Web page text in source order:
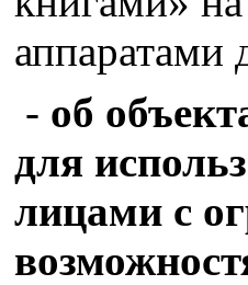
аппаратами
- об
для
лицами с